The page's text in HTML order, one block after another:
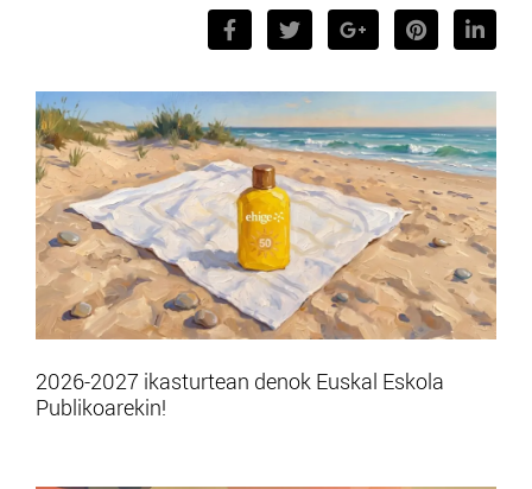
2026-2027 ikasturtean denok Euskal Eskola
Publikoarekin!